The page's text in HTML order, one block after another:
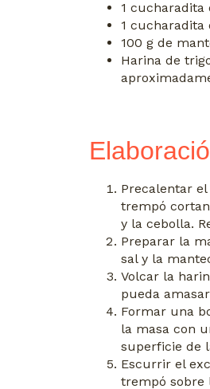
1 cucharadita
1 cucharadita
100 g de
Harina de
Precalentar
trempó
y la cebolla.
Preparar la
sal y la
Volcar la
pueda
Formar una
la masa con
superficie de
Escurrir el
trempó sobre